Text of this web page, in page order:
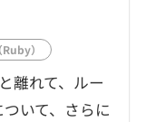
）
離れて、ルー
いて、さらに